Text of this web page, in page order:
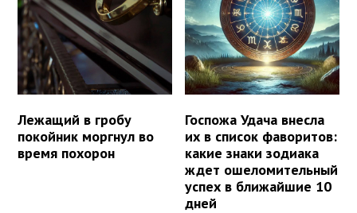
Лежащий в гробу
покойник моргнул во
время похорон
Госпожа Удача внесла
их в список фаворитов:
какие знаки зодиака
ждет ошеломительный
успех в ближайшие 10
дней